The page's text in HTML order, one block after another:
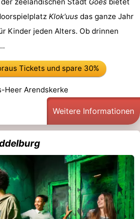
Klok'uus das ganze Jahr
Kinder jeden Alters. Ob drinnen
Tickets und spare 30%
Heer Arendskerke
Weitere Informationen